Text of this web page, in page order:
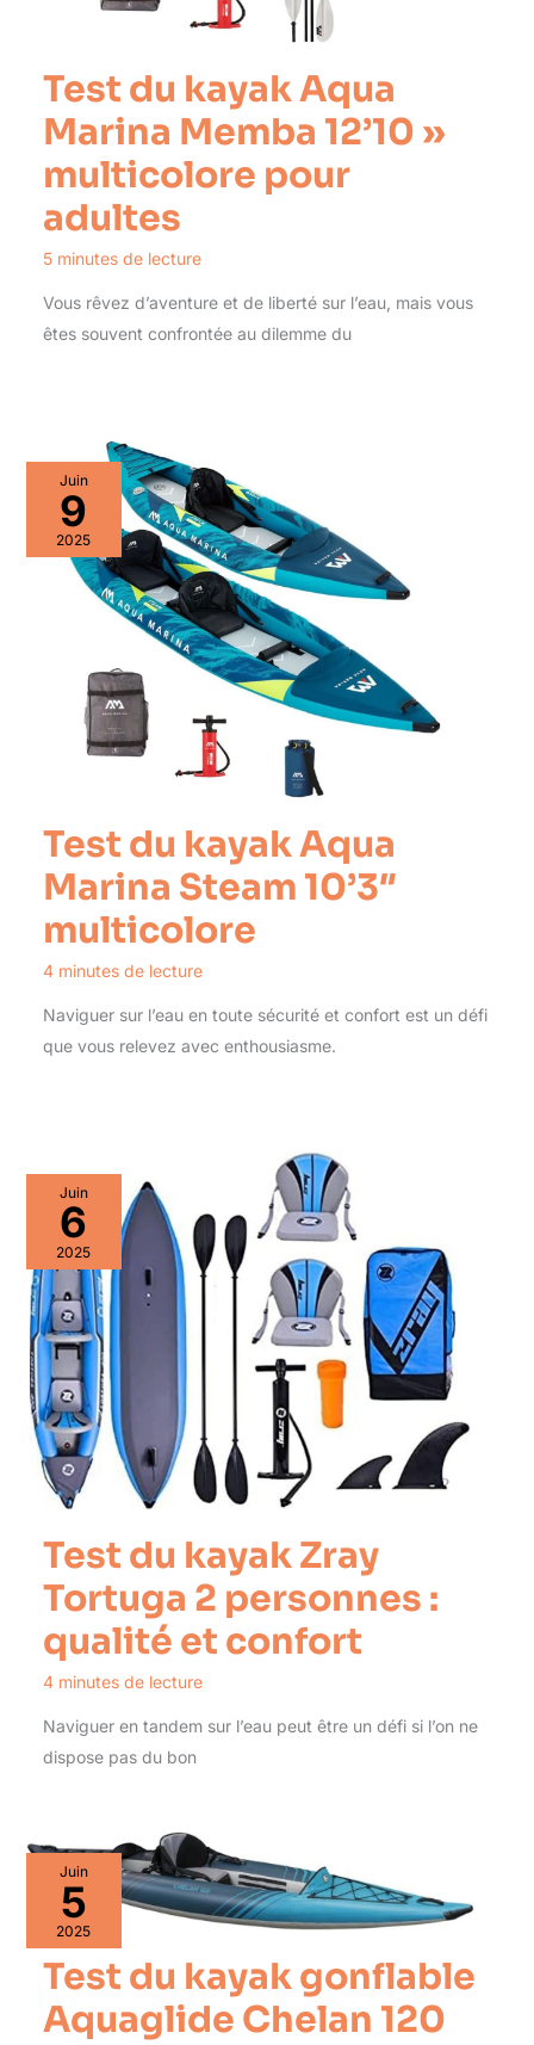
Test du kayak Aqua
Marina Memba 12’10 »
multicolore pour
adultes
5 minutes de lecture
Vous rêvez d’aventure et de liberté sur l’eau, mais vous
êtes souvent confrontée au dilemme du
Juin
9
2025
Test du kayak Aqua
Marina Steam 10’3″
multicolore
4 minutes de lecture
Naviguer sur l’eau en toute sécurité et confort est un défi
que vous relevez avec enthousiasme.
Juin
6
2025
Test du kayak Zray
Tortuga 2 personnes :
qualité et confort
4 minutes de lecture
Naviguer en tandem sur l’eau peut être un défi si l’on ne
dispose pas du bon
Juin
5
2025
Test du kayak gonflable
Aquaglide Chelan 120